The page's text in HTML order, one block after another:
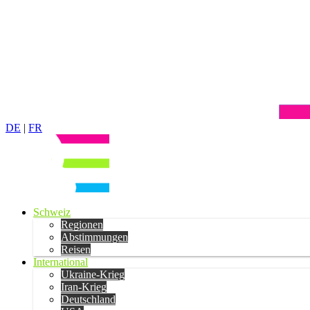
DE | FR
Schweiz
Regionen
Abstimmungen
Reisen
International
Ukraine-Krieg
Iran-Krieg
Deutschland